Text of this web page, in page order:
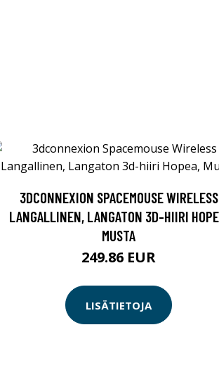
3DCONNEXION SPACEMOUSE WIRELESS
LANGALLINEN, LANGATON 3D-HIIRI
MUSTA
249.86 EUR
LISÄTIETOJA